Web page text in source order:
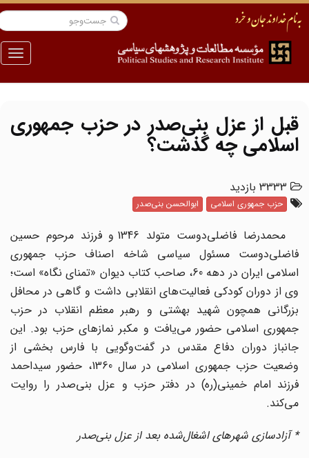
منو
قبل از عزل بنی‌صدر در حزب جمهوری
اسلامی چه گذشت؟
3333 بازدید
حزب جمهوری اسلامی ابوالحسن بنی‌صدر
محمدرضا فاضلی‌دوست متولد 1346 و فرزند مرحوم حسین
فاضلی‌دوست مسئول سیاسی شاخه اصناف حزب جمهوری
اسلامی ایران در دهه 60، صاحب کتاب دیوان «تمنای نگاه» است؛
وی از دوران کودکی فعالیت‌های انقلابی داشت و گاهی در محافل
بزرگانی همچون شهید بهشتی و رهبر معظم انقلاب در حزب
جمهوری اسلامی حضور می‌یافت و مکبر نمازهای حزب بود. این
جانباز دوران دفاع مقدس در گفت‌وگویی با فارس بخشی از
وضعیت حزب جمهوری اسلامی در سال 1360، حضور سیداحمد
فرزند امام خمینی(ره) در دفتر حزب و عزل بنی‌صدر را روایت
می‌کند.
* آزادسازی شهرهای اشغال‌شده بعد از عزل بنی‌صدر